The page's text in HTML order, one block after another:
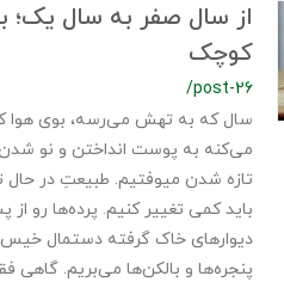
از سال صفر به سال یک؛
کوچک
/post-26
سال که به تهش می‌رسه، بوی
می‌کنه به پوست انداختن و نو
تازه شدن میوفتیم. طبیعتِ در حال
باید کمی تغییر کنیم. پرده‌ها رو
دیوارهای خاک گرفته دستمال
پنجره‌ها و بالکن‌ها می‌بریم. گاهی